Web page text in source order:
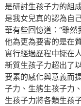
是研討生孩子力的組
是我女兒真的認為自
華有些回憶道：“雖
他為更為要害的是在
實行經過歷程中擺在
新質生孩子力超出了
要素的感化與意義而
子力、生態生孩子力
生孩子力將各類生孩